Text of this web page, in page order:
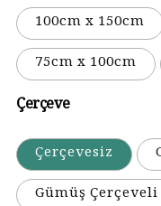
100cm x 150cm
75cm x 100cm
Çerçeve
Çerçevesiz
Gümüş Çerçeveli